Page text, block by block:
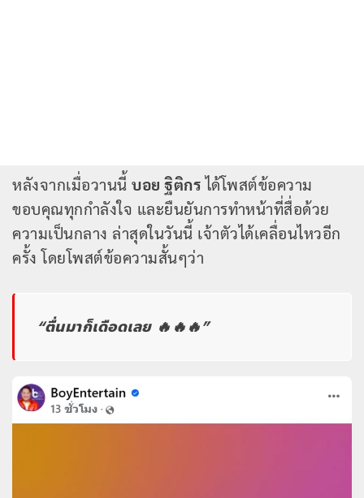
หลังจากเมื่อวานนี้ บอย ฐิติกร ได้โพสต์ข้อความ
ขอบคุณทุกกำลังใจ และยืนยันการทำหน้าที่สื่อด้วย
ความเป็นกลาง ล่าสุดในวันนี้ เจ้าตัวได้เคลื่อนไหวอีก
ครั้ง โดยโพสต์ข้อความสั้นๆว่า
“ตื่นมาก็เดือดเลย 🔥🔥🔥”